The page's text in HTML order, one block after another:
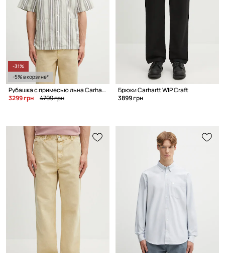
-31%
-5% в корзине*
Рубашка с примесью льна Carhartt WIP S/S Folsey
3299 грн
4799 грн
Брюки Carhartt WIP Craft
3899 грн